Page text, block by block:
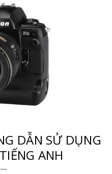
DẪN SỬ DỤNG
ANH